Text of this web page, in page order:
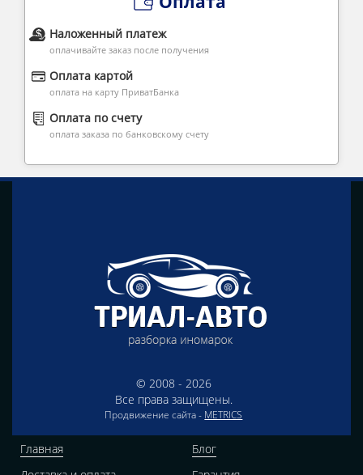
Наложенный платеж
оплачивайте заказ после получения
Оплата картой
оплата на карту ПриватБанка
Оплата по счету
оплата заказа по банковскому счету
© 2008 - 2026
Все права защищены.
Продвижение сайта - METRICS
Главная
Блог